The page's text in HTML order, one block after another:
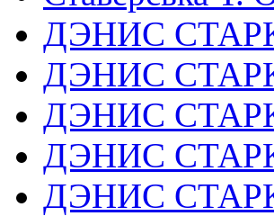
ДЭНИС СТАРК.
ДЭНИС СТАРК.
ДЭНИС СТАРК.
ДЭНИС
ДЭНИС СТАРК.